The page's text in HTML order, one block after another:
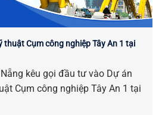
thuật Cụm công nghiệp Tây An 1 tại
kêu gọi đầu tư vào Dự án
Cụm công nghiệp Tây An 1 tại